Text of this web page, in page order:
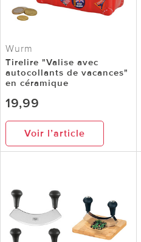
Wurm
Tirelire "Valise avec
autocollants de vacances"
en céramique
19,99
Voir l’article